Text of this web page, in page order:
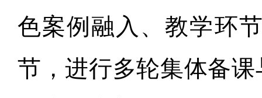
色案例融入、教学环
节，进行多轮集体备